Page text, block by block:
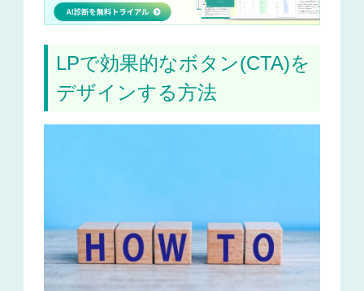
LPで効果的なボタン(CTA)を
デザインする方法